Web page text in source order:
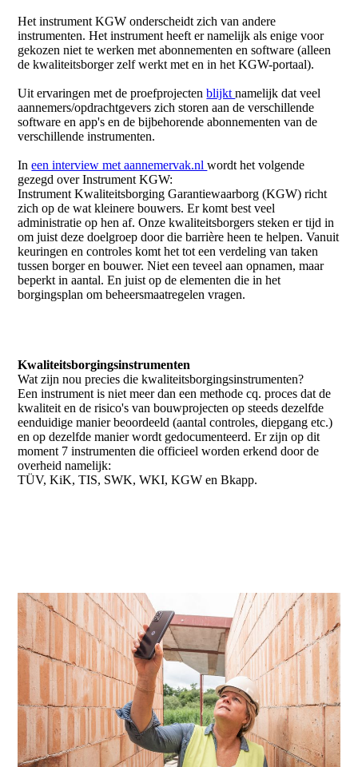
Het instrument KGW onderscheidt zich van andere
instrumenten. Het instrument heeft er namelijk als enige voor
gekozen niet te werken met abonnementen en software (alleen
de kwaliteitsborger zelf werkt met en in het KGW-portaal).
Uit ervaringen met de proefprojectenblijktnamelijk dat veel
aannemers/opdrachtgevers zich storen aan de verschillende
software en app's en de bijbehorende abonnementen van de
verschillende instrumenten.
Ineen interview met aannemervak.nlwordt het volgende
gezegd over Instrument KGW:
Instrument Kwaliteitsborging Garantiewaarborg (KGW) richt
zich op de wat kleinere bouwers. Er komt best veel
administratie op hen af. Onze kwaliteitsborgers steken er tijd in
om juist deze doelgroep door die barrière heen te helpen. Vanuit
keuringen en controles komt het tot een verdeling van taken
tussen borger en bouwer. Niet een teveel aan opnamen, maar
beperkt in aantal. En juist op de elementen die in het
borgingsplan om beheersmaatregelen vragen.
Kwaliteitsborgingsinstrumenten
Wat zijn nou precies die kwaliteitsborgingsinstrumenten?
Een instrument is niet meer dan een methode cq. proces dat de
kwaliteit en de risico's van bouwprojecten op steeds dezelfde
eenduidige manier beoordeeld (aantal controles, diepgang etc.)
en op dezelfde manier wordt gedocumenteerd. Er zijn op dit
moment 7 instrumenten die officieel worden erkend door de
overheid namelijk:
TÜV, KiK, TIS, SWK, WKI, KGW en Bkapp.